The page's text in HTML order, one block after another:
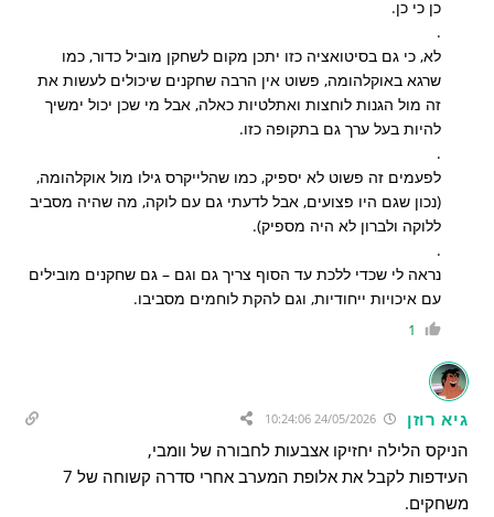
כן כי כן.
.
לא, כי גם בסיטואציה כזו יתכן מקום לשחקן מוביל כדור, כמו
שרגא באוקלהומה, פשוט אין הרבה שחקנים שיכולים לעשות את
זה מול הגנות לוחצות ואתלטיות כאלה, אבל מי שכן יכול ימשיך
להיות בעל ערך גם בתקופה כזו.
.
לפעמים זה פשוט לא יספיק, כמו שהלייקרס גילו מול אוקלהומה,
(נכון שגם היו פצועים, אבל לדעתי גם עם לוקה, מה שהיה מסביב
ללוקה ולברון לא היה מספיק).
.
נראה לי שכדי ללכת עד הסוף צריך גם וגם – גם שחקנים מובילים
עם איכויות ייחודיות, וגם להקת לוחמים מסביבו.
1
גיא רוזן 24/05/2026 10:24:06
הניקס הלילה יחזיקו אצבעות לחבורה של וומבי,
העידפות לקבל את אלופת המערב אחרי סדרה קשוחה של 7
משחקים.